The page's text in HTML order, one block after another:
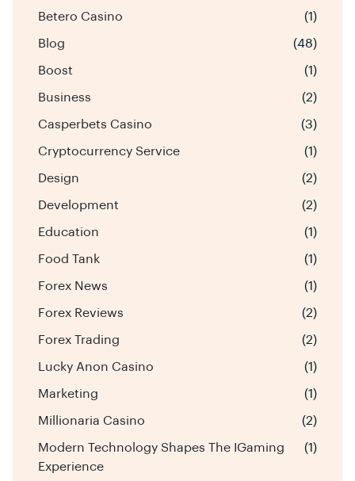
Betero Casino (1)
Blog (48)
Boost (1)
Business (2)
Casperbets Casino (3)
Cryptocurrency Service (1)
Design (2)
Development (2)
Education (1)
Food Tank (1)
Forex News (1)
Forex Reviews (2)
Forex Trading (2)
Lucky Anon Casino (1)
Marketing (1)
Millionaria Casino (2)
Modern Technology Shapes The IGaming
Experience
(1)